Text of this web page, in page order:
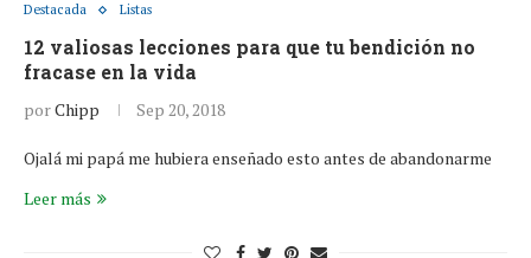
Destacada Listas
12 valiosas lecciones para que tu bendición no
fracase en la vida
porChipp Sep 20, 2018
Ojalá mi papá me hubiera enseñado esto antes de abandonarme
Leer más